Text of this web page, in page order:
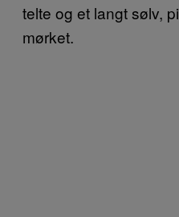
telte og et langt sølv,
mørket.